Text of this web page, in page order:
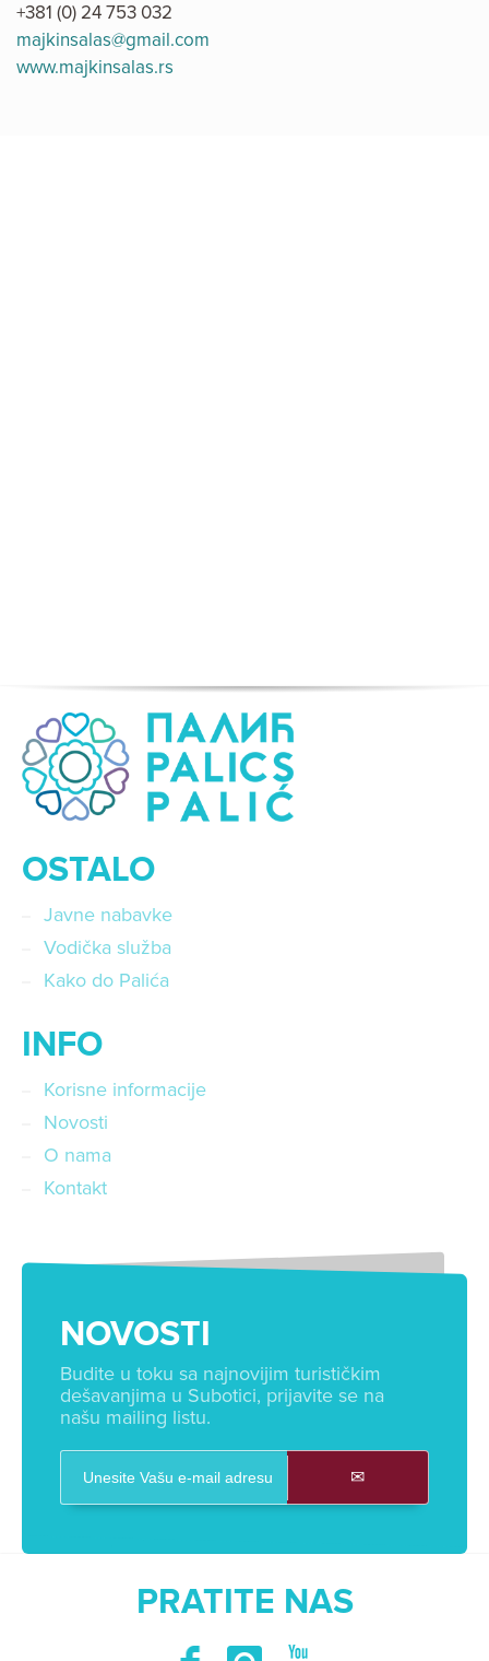
+381 (0) 24 753 032
majkinsalas@gmail.com
www.majkinsalas.rs
OSTALO
Javne nabavke
Vodička služba
Kako do Palića
INFO
Korisne informacije
Novosti
O nama
Kontakt
NOVOSTI
Budite u toku sa najnovijim turističkim
dešavanjima u Subotici, prijavite se na
našu mailing listu.
PRATITE NAS